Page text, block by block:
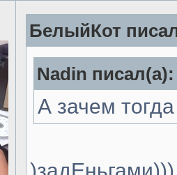
БелыйКот
Nadin писал(а):
А зачем